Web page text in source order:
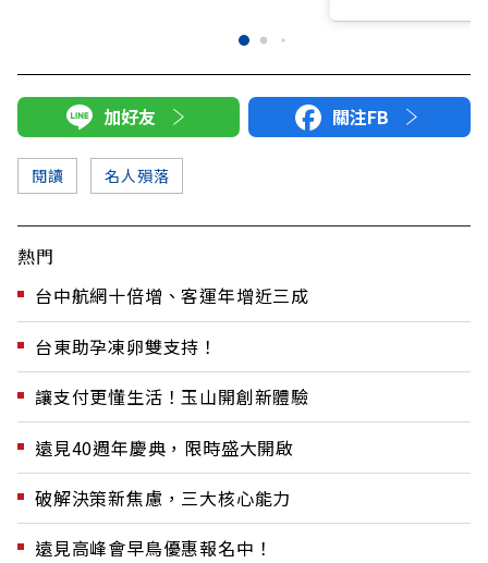
加好友 關注FB
閱讀 名人殞落
熱門
台中航網十倍增、客運年增近三成
台東助孕凍卵雙支持！
讓支付更懂生活！玉山開創新體驗
遠見40週年慶典，限時盛大開啟
破解決策新焦慮，三大核心能力
遠見高峰會早鳥優惠報名中！